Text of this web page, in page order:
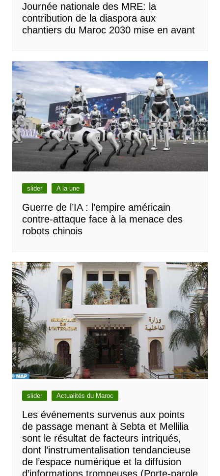
Journée nationale des MRE: la
contribution de la diaspora aux
chantiers du Maroc 2030 mise en avant
slider A la une
Guerre de l’IA : l’empire américain
contre-attaque face à la menace des
robots chinois
slider Actualités du Maroc
Les événements survenus aux points
de passage menant à Sebta et Mellilia
sont le résultat de facteurs intriqués,
dont l’instrumentalisation tendancieuse
de l’espace numérique et la diffusion
d’informations trompeuses (Porte-parole